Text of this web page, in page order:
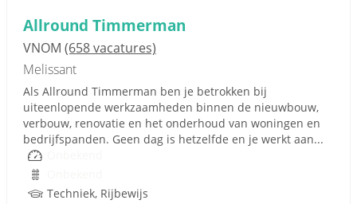
Allround Timmerman
VNOM (658 vacatures)
Melissant
Als Allround Timmerman ben je betrokken bij
uiteenlopende werkzaamheden binnen de nieuwbouw,
verbouw, renovatie en het onderhoud van woningen en
bedrijfspanden. Geen dag is hetzelfde en je werkt aan...
Techniek, Rijbewijs